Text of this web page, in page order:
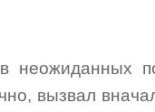
неожиданных
вызвал